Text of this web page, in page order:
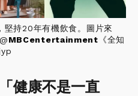
堅持20年有機飲食。圖片來
MBCentertainment 《全知
健康不是一直